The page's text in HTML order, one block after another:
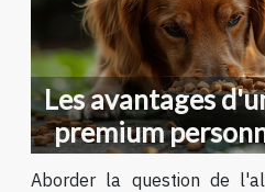
Les avantages
premium
Aborder la question de